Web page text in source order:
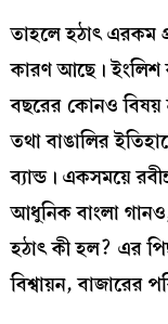
তাহলে হঠাৎ এরকম
কারণ আছে। ইংলিশ
বছরের কোনও বিষয়
তথা বাঙালির
ব্যান্ড। একসময়ে
আধুনিক বাংলা
হঠাৎ কী হল? এর
বিশ্বায়ন,